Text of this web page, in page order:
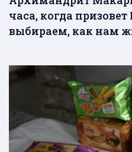
часа, когда призовет
выбираем, как нам